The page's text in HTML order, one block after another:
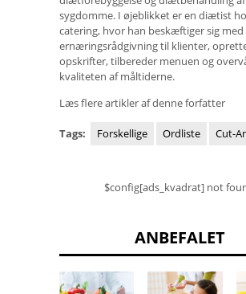
sygdomme. I øjeblikket er en diætist
catering, hvor han beskæftiger sig med
ernæringsrådgivning til klienter,
opskrifter, tilbereder menuen og
kvaliteten af ​​måltiderne.
Læs flere artikler af denne forfatter
Tags: Forskellige Ordliste Cut-
$config[ads_kvadrat] not
ANBEFALET